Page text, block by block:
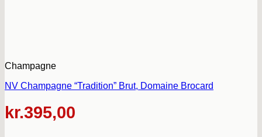
Champagne
NV Champagne “Tradition” Brut, Domaine Brocard
kr.395,00